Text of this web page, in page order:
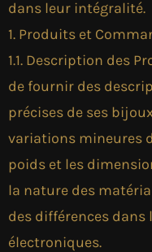
dans leur intégralité.
1. Produits et
1.1. Description des
de fournir des
précises de ses
variations mineures
poids et les
la nature des
des différences dans
électroniques.